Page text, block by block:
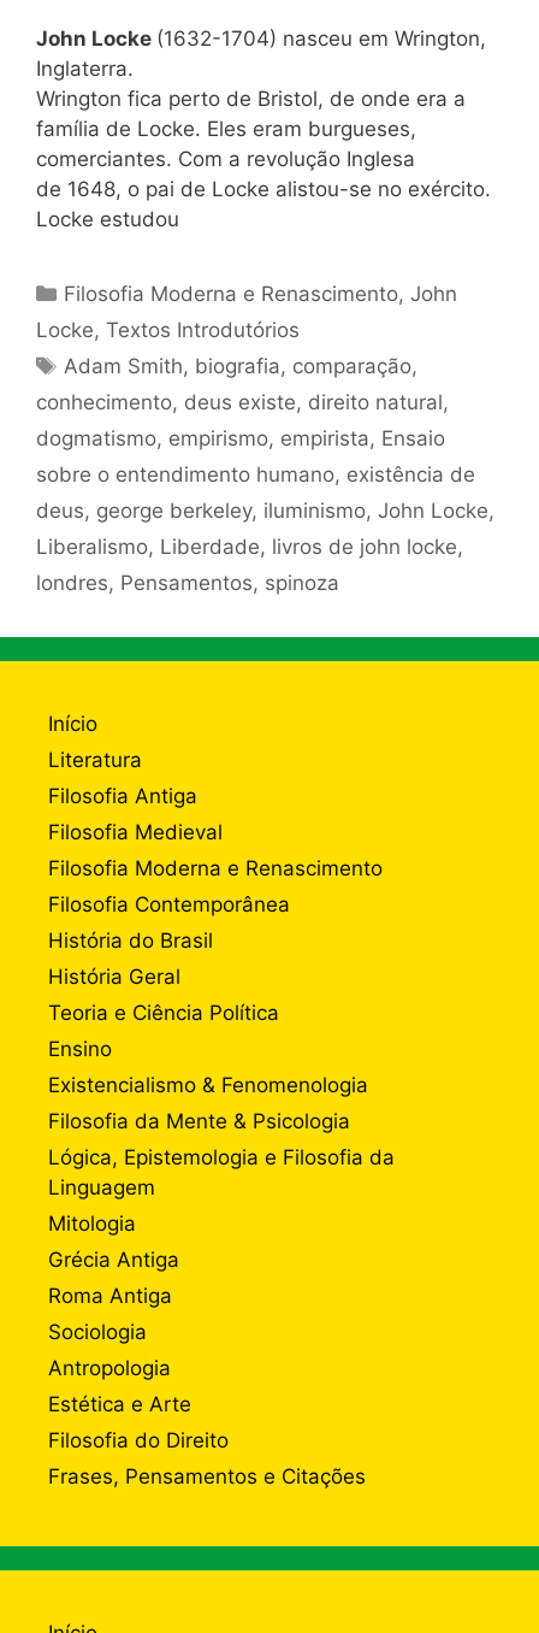
John Locke (1632-1704) nasceu em Wrington,
Inglaterra.
Wrington fica perto de Bristol, de onde era a
família de Locke. Eles eram burgueses,
comerciantes. Com a revolução Inglesa
de 1648, o pai de Locke alistou-se no exército.
Locke estudou
Categorias
Filosofia Moderna e Renascimento,John
Locke, Textos Introdutórios
Tags
Adam Smith, biografia, comparação,
conhecimento, deus existe, direito natural,
dogmatismo, empirismo, empirista, Ensaio
sobre o entendimento humano, existência de
deus, george berkeley, iluminismo, John Locke,
Liberalismo, Liberdade, livros de john locke,
londres, Pensamentos, spinoza
Início
Literatura
Filosofia Antiga
Filosofia Medieval
Filosofia Moderna e Renascimento
Filosofia Contemporânea
História do Brasil
História Geral
Teoria e Ciência Política
Ensino
Existencialismo & Fenomenologia
Filosofia da Mente & Psicologia
Lógica, Epistemologia e Filosofia da
Linguagem
Mitologia
Grécia Antiga
Roma Antiga
Sociologia
Antropologia
Estética e Arte
Filosofia do Direito
Frases, Pensamentos e Citações